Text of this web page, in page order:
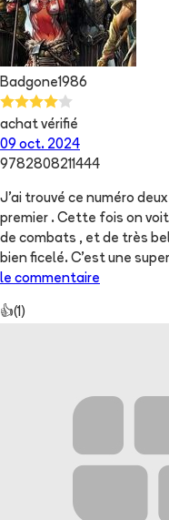
Badgone1986
achat vérifié
09 oct. 2024
9782808211444
J'ai trouvé ce numéro
premier . Cette fois on
de combats , et de très
bien ficelé. C'est une
le commentaire
👍(1)